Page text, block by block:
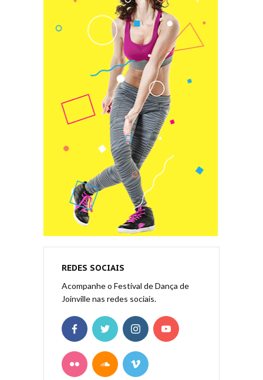
REDES SOCIAIS
Acompanhe o Festival de Dança de
Joinville nas redes sociais.